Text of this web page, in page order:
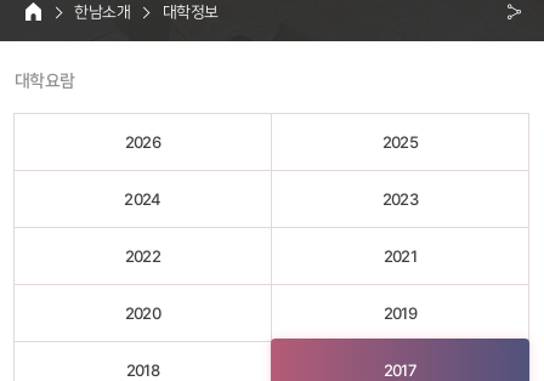
HOME
한남소개 대학정보
유
대학요람
2026 2025
2024 2023
2022 2021
2020 2019
2018 2017